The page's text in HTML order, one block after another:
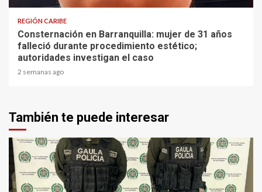
REGIÓN CARIBE
Consternación en Barranquilla: mujer de 31 años
falleció durante procedimiento estético;
autoridades investigan el caso
2 semanas ago
También te puede interesar